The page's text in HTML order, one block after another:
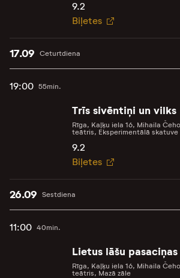
9.2
Biļetes
Ceturtdiena
17.09
19:00 55min.
Trīs sivēntiņi un vilks
Rīga, Kaļķu iela 16, Mihaila
teātris, Eksperimentālā skatuve
9.2
Biļetes
Sestdiena
26.09
11:00 40min.
Lietus lāšu pasaciņas
Rīga, Kaļķu iela 16, Mihaila
teātris, Mazā zāle